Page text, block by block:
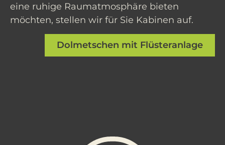
eine ruhige Raumatmosphäre bieten
möchten, stellen wir für Sie Kabinen auf.
Dolmetschen mit Flüsteranlage